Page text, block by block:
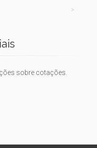
sobre cotações.